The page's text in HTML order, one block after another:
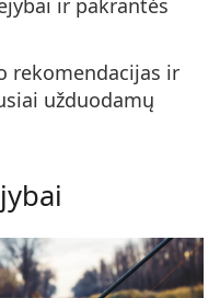
ir pakrantės
rekomendacijas ir
užduodamų